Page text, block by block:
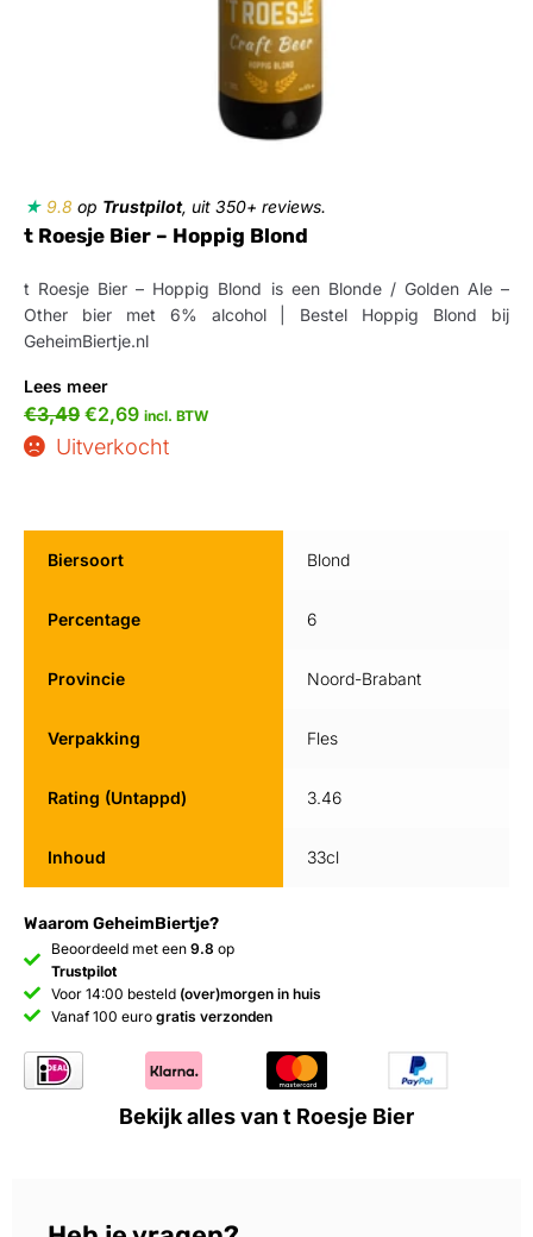
★ 9.8 op Trustpilot, uit 350+ reviews.
t Roesje Bier – Hoppig Blond
t Roesje Bier – Hoppig Blond is een Blonde / Golden Ale –
Other bier met 6% alcohol | Bestel Hoppig Blond bij
GeheimBiertje.nl
Lees meer
€3,49 €2,69 incl. BTW
Uitverkocht
Waarom GeheimBiertje?
Beoordeeld met een 9.8 op
Trustpilot
Voor 14:00 besteld (over)morgen in huis
Vanaf 100 euro gratis verzonden
Biersoort Blond
Percentage 6
Provincie Noord-Brabant
Verpakking Fles
Rating (Untappd) 3.46
Inhoud 33cl
Bekijk alles van t Roesje Bier